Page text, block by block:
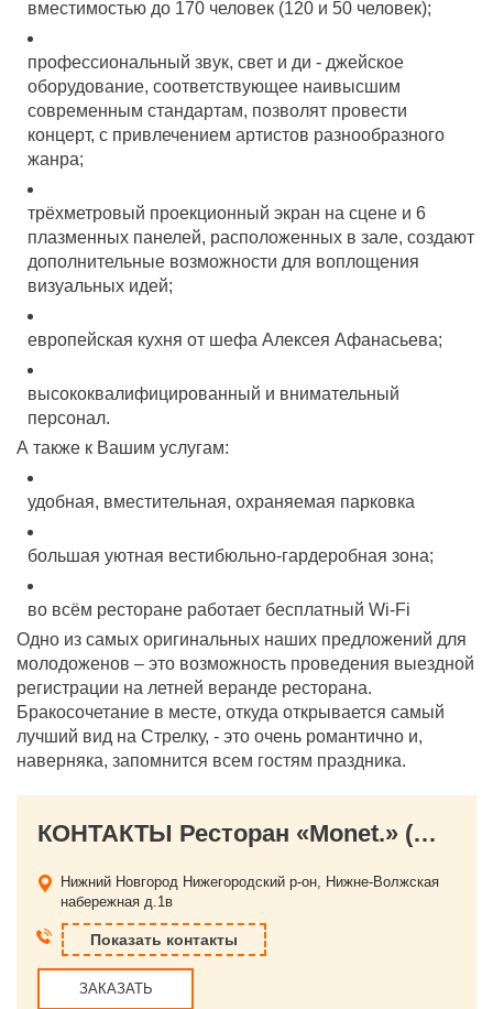
вместимостью до 170 человек (120 и 50 человек);
профессиональный звук, свет и ди - джейское
оборудование, соответствующее наивысшим
современным стандартам, позволят провести
концерт, с привлечением артистов разнообразного
жанра;
трёхметровый проекционный экран на сцене и 6
плазменных панелей, расположенных в зале, создают
дополнительные возможности для воплощения
визуальных идей;
европейская кухня от шефа Алексея Афанасьева;
высококвалифицированный и внимательный
персонал.
А также к Вашим услугам:
удобная, вместительная, охраняемая парковка
большая уютная вестибюльно-гардеробная зона;
во всём ресторане работает бесплатный Wi-Fi
Одно из самых оригинальных наших предложений для
молодоженов – это возможность проведения выездной
регистрации на летней веранде ресторана.
Бракосочетание в месте, откуда открывается самый
лучший вид на Стрелку, - это очень романтично и,
наверняка, запомнится всем гостям праздника.
КОНТАКТЫ Ресторан «Monet.» (Моне)
Нижний Новгород Нижегородский р-он, Нижне-Волжская
набережная д.1в
Показать контакты
ЗАКАЗАТЬ